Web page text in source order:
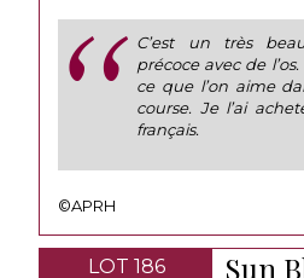
C’est un très
précoce avec de
ce que l’on aime
course. Je l’ai
français.
©APRH
LOT 186
Sun